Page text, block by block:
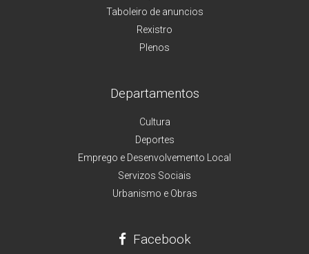
Taboleiro de anuncios
Rexistro
Plenos
Departamentos
Cultura
Deportes
Emprego e Desenvolvemento Local
Servizos Sociais
Urbanismo e Obras
Facebook